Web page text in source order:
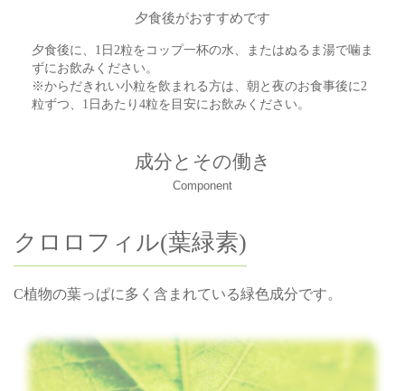
夕食後がおすすめです
夕食後に、1日2粒をコップ一杯の水、またはぬるま湯で噛ま
ずにお飲みください。
※からだきれい小粒を飲まれる方は、朝と夜のお食事後に2
粒ずつ、1日あたり4粒を目安にお飲みください。
成分とその働き
Component
クロロフィル(葉緑素)
C植物の葉っぱに多く含まれている緑色成分です。